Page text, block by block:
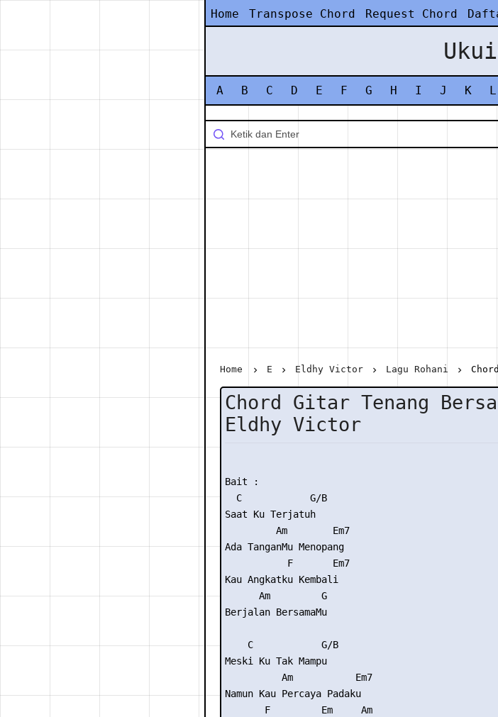
Home Transpose Chord Request Chord
A B C D E F G H I J K L
Home E Eldhy Victor Lagu Rohani Chord
Chord Gitar Tenang
Eldhy Victor
Bait :
  C            G/B
Saat Ku Terjatuh
         Am        Em7
Ada TanganMu Menopang
           F       Em7
Kau Angkatku Kembali
      Am         G
Berjalan BersamaMu
    C            G/B
Meski Ku Tak Mampu
          Am           Em7
Namun Kau Percaya Padaku
       F         Em     Am